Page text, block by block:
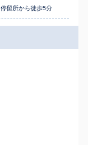
留所から徒歩5分